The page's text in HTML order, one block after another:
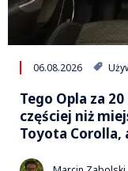
06.08.2026
Tego Opla za
częściej niż
Toyota